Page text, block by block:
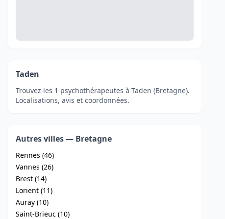
Taden
Trouvez les 1 psychothérapeutes à Taden (Bretagne).
Localisations, avis et coordonnées.
Autres villes — Bretagne
Rennes (46)
Vannes (26)
Brest (14)
Lorient (11)
Auray (10)
Saint-Brieuc (10)